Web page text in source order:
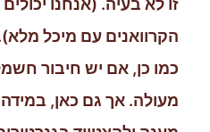
זו לא בעיה. (אנחנו
הקרוואנים עם מיכל
כמו כן, אם יש חיבור
מעולה. אך גם כאן, במידה